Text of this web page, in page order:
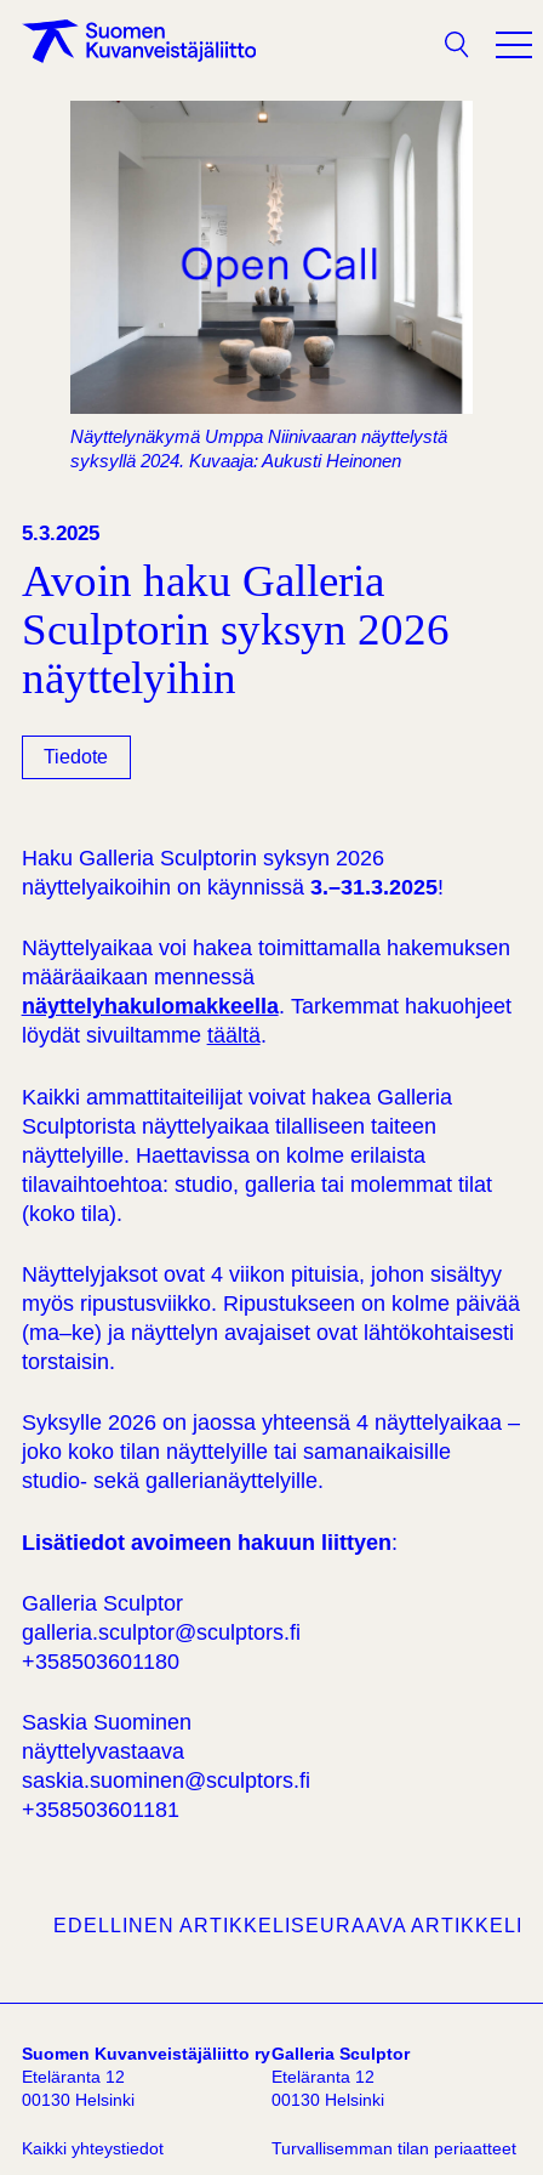
Haku
Näyttelynäkymä Umppa Niinivaaran näyttelystä
syksyllä 2024. Kuvaaja: Aukusti Heinonen
5.3.2025
Avoin haku Galleria
Sculptorin syksyn 2026
näyttelyihin
Tiedote
Haku Galleria Sculptorin syksyn 2026
näyttelyaikoihin on käynnissä 3.–31.3.2025!
Näyttelyaikaa voi hakea toimittamalla hakemuksen
määräaikaan mennessä
näyttelyhakulomakkeella. Tarkemmat hakuohjeet
löydät sivuiltamme täältä.
Kaikki ammattitaiteilijat voivat hakea Galleria
Sculptorista näyttelyaikaa tilalliseen taiteen
näyttelyille. Haettavissa on kolme erilaista
tilavaihtoehtoa: studio, galleria tai molemmat tilat
(koko tila).
Näyttelyjaksot ovat 4 viikon pituisia, johon sisältyy
myös ripustusviikko. Ripustukseen on kolme päivää
(ma–ke) ja näyttelyn avajaiset ovat lähtökohtaisesti
torstaisin.
Syksylle 2026 on jaossa yhteensä 4 näyttelyaikaa –
joko koko tilan näyttelyille tai samanaikaisille
studio- sekä gallerianäyttelyille.
Lisätiedot avoimeen hakuun liittyen:
Galleria Sculptor
galleria.sculptor@sculptors.fi
+358503601180
Saskia Suominen
näyttelyvastaava
saskia.suominen@sculptors.fi
+358503601181
EDELLINEN ARTIKKELI SEURAAVA ARTIKKELI
Suomen Kuvanveistäjäliitto ry
Eteläranta 12
00130 Helsinki
Kaikki yhteystiedot
Galleria Sculptor
Eteläranta 12
00130 Helsinki
Turvallisemman tilan periaatteet